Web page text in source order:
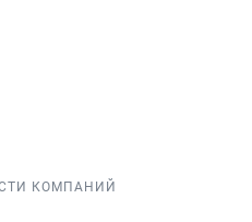
КОМПАНИЙ